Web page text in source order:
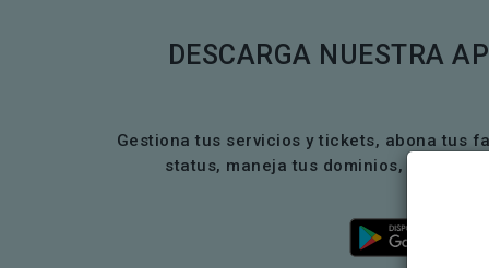
DESCARGA NUESTRA
Gestiona tus servicios y tickets, abona tus
status, maneja tus dominios,